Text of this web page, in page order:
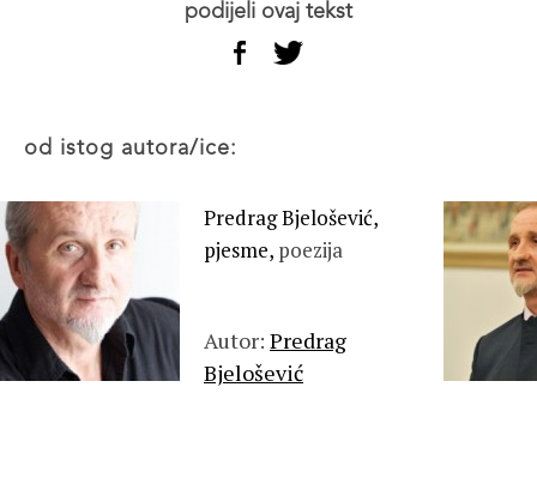
podijeli ovaj tekst
od istog autora/ice:
Predrag Bjelošević,
pjesme, poezija
Autor: Predrag
Bjelošević